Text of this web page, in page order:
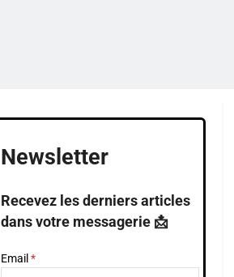
Newsletter
Recevez les derniers articles
dans votre messagerie 📩
Email